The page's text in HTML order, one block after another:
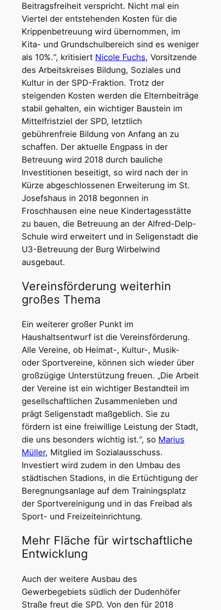
Beitragsfreiheit verspricht. Nicht mal ein
Viertel der entstehenden Kosten für die
Krippenbetreuung wird übernommen, im
Kita- und Grundschulbereich sind es weniger
als 10%.“, kritisiert Nicole Fuchs, Vorsitzende
des Arbeitskreises Bildung, Soziales und
Kultur in der SPD-Fraktion. Trotz der
steigenden Kosten werden die Elternbeiträge
stabil gehalten, ein wichtiger Baustein im
Mittelfristziel der SPD, letztlich
gebührenfreie Bildung von Anfang an zu
schaffen. Der aktuelle Engpass in der
Betreuung wird 2018 durch bauliche
Investitionen beseitigt, so wird nach der in
Kürze abgeschlossenen Erweiterung im St.
Josefshaus in 2018 begonnen in
Froschhausen eine neue Kindertagesstätte
zu bauen, die Betreuung an der Alfred-Delp-
Schule wird erweitert und in Seligenstadt die
U3-Betreuung der Burg Wirbelwind
ausgebaut.
Vereinsförderung weiterhin
großes Thema
Ein weiterer großer Punkt im
Haushaltsentwurf ist die Vereinsförderung.
Alle Vereine, ob Heimat-, Kultur-, Musik-
oder Sportvereine, können sich wieder über
großzügige Unterstützung freuen. „Die Arbeit
der Vereine ist ein wichtiger Bestandteil im
gesellschaftlichen Zusammenleben und
prägt Seligenstadt maßgeblich. Sie zu
fördern ist eine freiwillige Leistung der Stadt,
die uns besonders wichtig ist.“, so Marius
Müller, Mitglied im Sozialausschuss.
Investiert wird zudem in den Umbau des
städtischen Stadions, in die Ertüchtigung der
Beregnungsanlage auf dem Trainingsplatz
der Sportvereinigung und in das Freibad als
Sport- und Freizeiteinrichtung.
Mehr Fläche für wirtschaftliche
Entwicklung
Auch der weitere Ausbau des
Gewerbegebiets südlich der Dudenhöfer
Straße freut die SPD. Von den für 2018